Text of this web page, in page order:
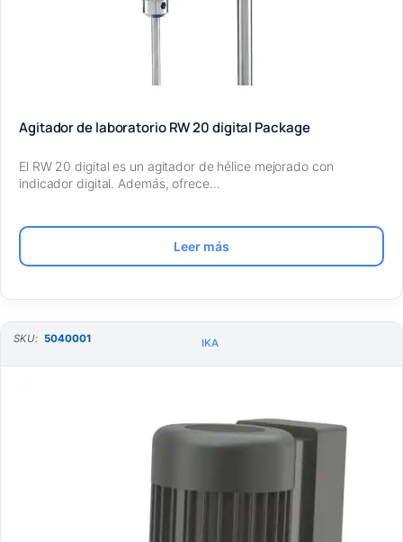
Agitador de laboratorio RW 20 digital Package
El RW 20 digital es un agitador de hélice mejorado con
indicador digital. Además, ofrece…
Leer más
SKU: 5040001 IKA